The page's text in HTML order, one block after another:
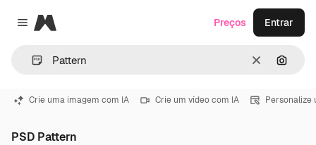
Close menu
Magnific
Limpar
Preços Entrar
Crie uma imagem com IA Crie um vídeo com IA Personalize
PSD Pattern